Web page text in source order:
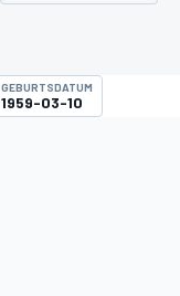
GEBURTSDATUM
1959-03-10